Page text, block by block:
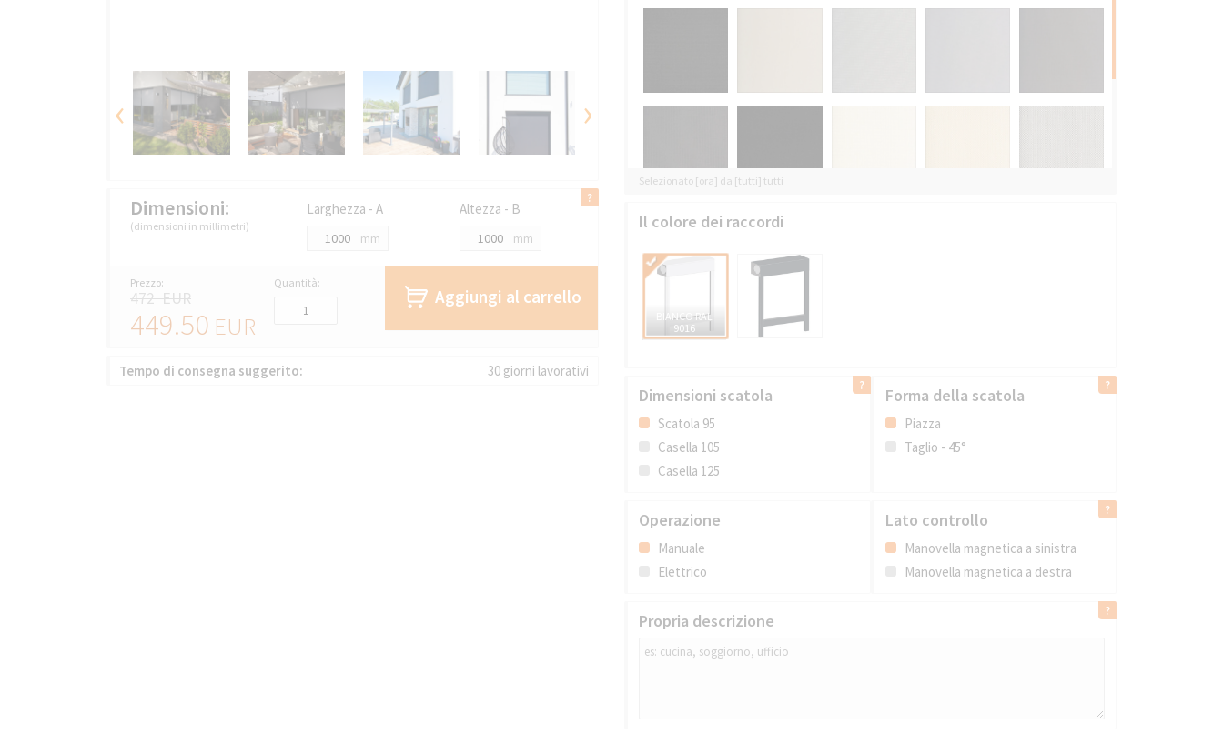
‹ ›
Dimensioni:
(dimensioni in millimetri)
Larghezza - A
mm
Altezza - B
mm
Prezzo:
472 EUR
449.50 EUR
Quantità:
Aggiungi al carrello
Tempo di consegna suggerito: 30 giorni lavorativi
Selezionato [ora] da [tutti] tutti
Il colore dei raccordi
BIANCO RAL
9016
Dimensioni scatola
Scatola 95
Casella 105
Casella 125
Forma della scatola
Piazza
Taglio - 45°
Operazione
Manuale
Elettrico
Lato controllo
Manovella magnetica a sinistra
Manovella magnetica a destra
Propria descrizione